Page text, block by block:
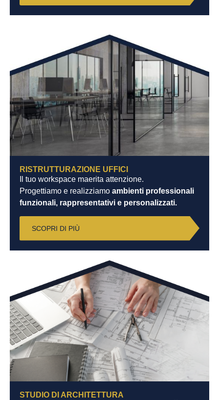
RISTRUTTURAZIONE UFFICI
Il tuo workspace maerita attenzione.
Progettiamo e realizziamo ambienti professionali
funzionali, rappresentativi e personalizzati.
SCOPRI DI PIÙ
STUDIO DI ARCHITETTURA